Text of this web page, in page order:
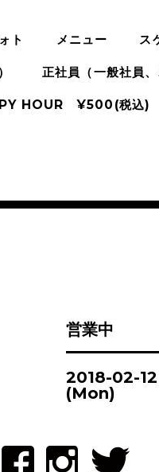
ト メニュー ス
正社員（一般社員
HOUR ¥500(税込)
営業中
2018-02-
(Mon)